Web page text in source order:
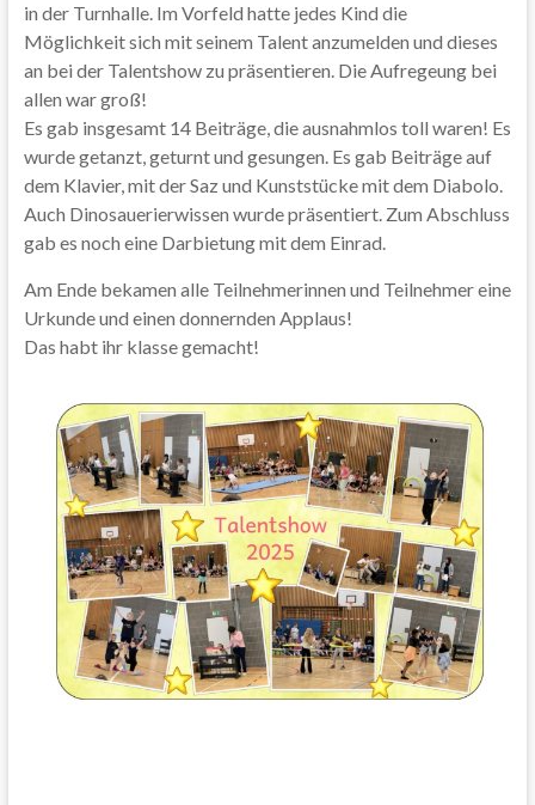
in der Turnhalle. Im Vorfeld hatte jedes Kind die
Möglichkeit sich mit seinem Talent anzumelden und dieses
an bei der Talentshow zu präsentieren. Die Aufregeung bei
allen war groß!
Es gab insgesamt 14 Beiträge, die ausnahmlos toll waren! Es
wurde getanzt, geturnt und gesungen. Es gab Beiträge auf
dem Klavier, mit der Saz und Kunststücke mit dem Diabolo.
Auch Dinosauerierwissen wurde präsentiert. Zum Abschluss
gab es noch eine Darbietung mit dem Einrad.
Am Ende bekamen alle Teilnehmerinnen und Teilnehmer eine
Urkunde und einen donnernden Applaus!
Das habt ihr klasse gemacht!